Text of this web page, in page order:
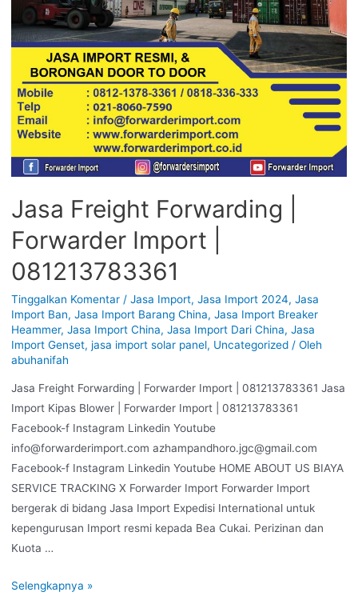
Jasa Freight Forwarding |
Forwarder Import |
081213783361
Tinggalkan Komentar / Jasa Import, Jasa Import 2024, Jasa
Import Ban, Jasa Import Barang China, Jasa Import Breaker
Heammer, Jasa Import China, Jasa Import Dari China, Jasa
Import Genset, jasa import solar panel, Uncategorized/ Oleh
abuhanifah
Jasa Freight Forwarding | Forwarder Import | 081213783361 Jasa
Import Kipas Blower | Forwarder Import | 081213783361
Facebook-f Instagram Linkedin Youtube
info@forwarderimport.com azhampandhoro.jgc@gmail.com
Facebook-f Instagram Linkedin Youtube HOME ABOUT US BIAYA
SERVICE TRACKING X Forwarder Import Forwarder Import
bergerak di bidang Jasa Import Expedisi International untuk
kepengurusan Import resmi kepada Bea Cukai. Perizinan dan
Kuota …
Selengkapnya »